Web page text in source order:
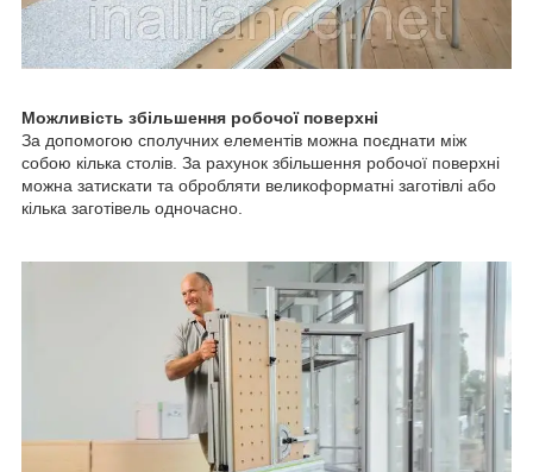
Можливість збільшення робочої поверхні
За допомогою сполучних елементів можна поєднати між
собою кілька столів. За рахунок збільшення робочої поверхні
можна затискати та обробляти великоформатні заготівлі або
кілька заготівель одночасно.